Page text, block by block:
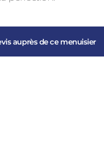
auprès de ce menuisier